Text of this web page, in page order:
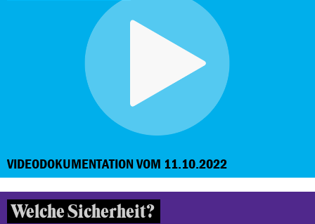
VIDEODOKUMENTATION VOM 11.10.2022
Welche Sicherheit?